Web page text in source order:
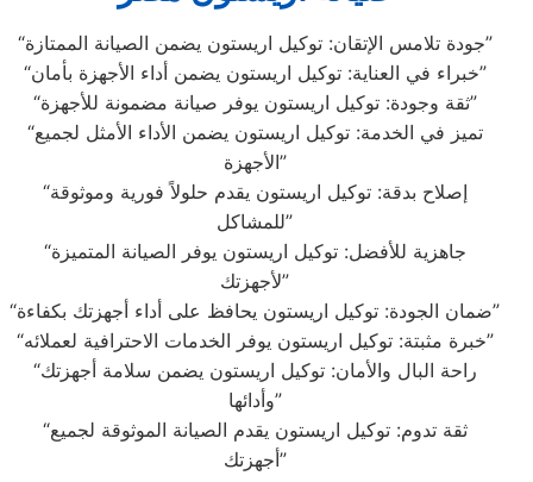
“جودة تلامس الإتقان: توكيل اريستون يضمن الصيانة الممتازة”
“خبراء في العناية: توكيل اريستون يضمن أداء الأجهزة بأمان”
“ثقة وجودة: توكيل اريستون يوفر صيانة مضمونة للأجهزة”
“تميز في الخدمة: توكيل اريستون يضمن الأداء الأمثل لجميع
الأجهزة”
“إصلاح بدقة: توكيل اريستون يقدم حلولاً فورية وموثوقة
للمشاكل”
“جاهزية للأفضل: توكيل اريستون يوفر الصيانة المتميزة
لأجهزتك”
“ضمان الجودة: توكيل اريستون يحافظ على أداء أجهزتك بكفاءة”
“خبرة مثبتة: توكيل اريستون يوفر الخدمات الاحترافية لعملائه”
“راحة البال والأمان: توكيل اريستون يضمن سلامة أجهزتك
وأدائها”
“ثقة تدوم: توكيل اريستون يقدم الصيانة الموثوقة لجميع
أجهزتك”